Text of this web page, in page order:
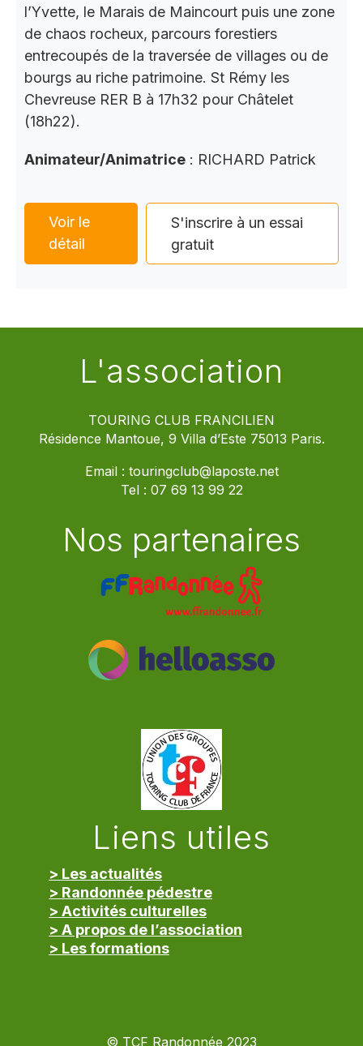
l’Yvette, le Marais de Maincourt puis une zone
de chaos rocheux, parcours forestiers
entrecoupés de la traversée de villages ou de
bourgs au riche patrimoine. St Rémy les
Chevreuse RER B à 17h32 pour Châtelet
(18h22).
Animateur/Animatrice : RICHARD Patrick
Voir le
détail
S'inscrire à un essai
gratuit
L'association
TOURING CLUB FRANCILIEN
Résidence Mantoue, 9 Villa d’Este 75013 Paris.
Email : touringclub@laposte.net
Tel : 07 69 13 99 22
Nos partenaires
Liens utiles
> Les actualités
> Randonnée pédestre
> Activités culturelles
> A propos de l’association
> Les formations
© TCF Randonnée 2023